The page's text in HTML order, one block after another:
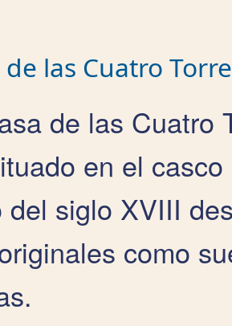
las Cuatro
de las Cuatro
en el
del siglo XVIII
como